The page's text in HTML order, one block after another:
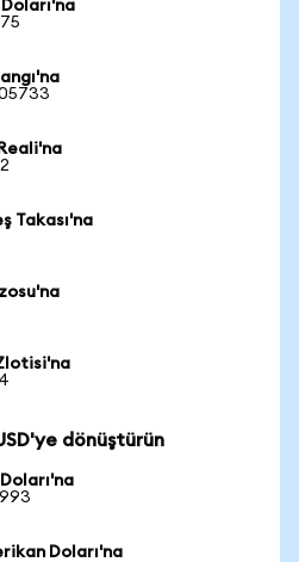
Takası'na
dönüştürün
Doları'na